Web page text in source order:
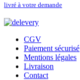
livré à votre demande
CGV
Paiement sécurisé
Mentions légales
Livraison
Contact